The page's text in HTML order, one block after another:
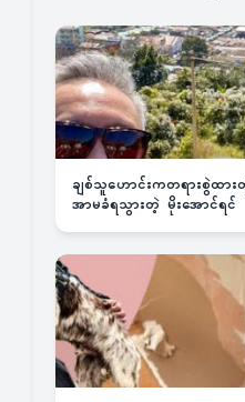
ချစ်သူဟောင်းကတရားစွဲထ
အာမခံရသွားတဲ့ မိုးအောင်ရင်